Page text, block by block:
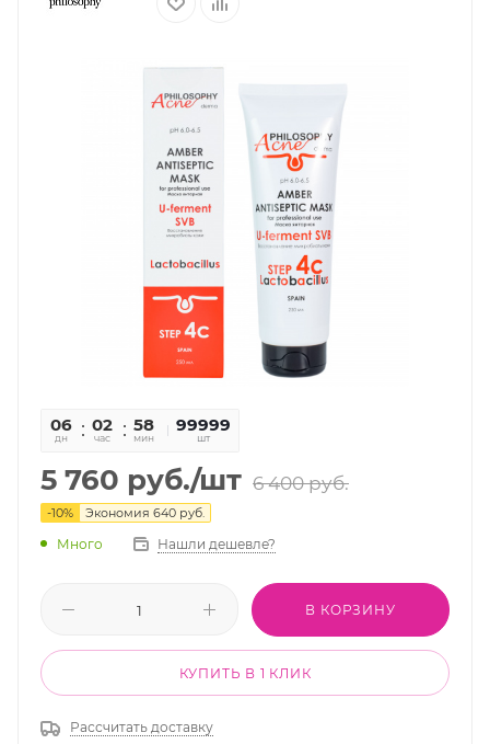
06
дн
02
час
58
мин
30
99999
шт
5 760 руб./шт 6 400руб.
-10% Экономия 640 руб.
Много Нашли дешевле?
В КОРЗИНУ
КУПИТЬ В 1 КЛИК
Рассчитать доставку